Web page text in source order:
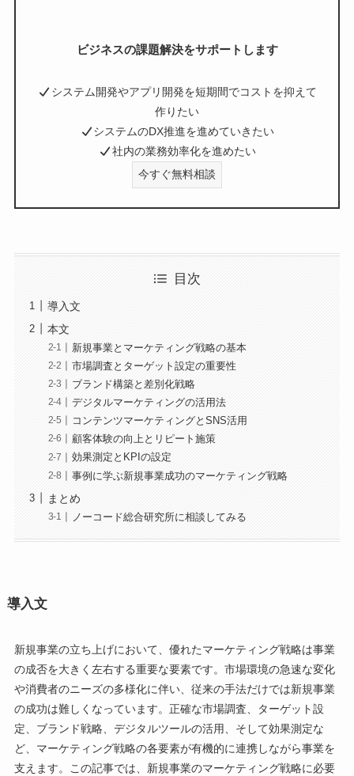
ビジネスの課題解決をサポートします
システム開発やアプリ開発を短期間でコストを抑えて
作りたい
システムのDX推進を進めていきたい
社内の業務効率化を進めたい
今すぐ無料相談
目次
導入文
本文
新規事業とマーケティング戦略の基本
市場調査とターゲット設定の重要性
ブランド構築と差別化戦略
デジタルマーケティングの活用法
コンテンツマーケティングとSNS活用
顧客体験の向上とリピート施策
効果測定とKPIの設定
事例に学ぶ新規事業成功のマーケティング戦略
まとめ
ノーコード総合研究所に相談してみる
導入文
新規事業の立ち上げにおいて、優れたマーケティング戦略は事業
の成否を大きく左右する重要な要素です。市場環境の急速な変化
や消費者のニーズの多様化に伴い、従来の手法だけでは新規事業
の成功は難しくなっています。正確な市場調査、ターゲット設
定、ブランド戦略、デジタルツールの活用、そして効果測定な
ど、マーケティング戦略の各要素が有機的に連携しながら事業を
支えます。この記事では、新規事業のマーケティング戦略に必要